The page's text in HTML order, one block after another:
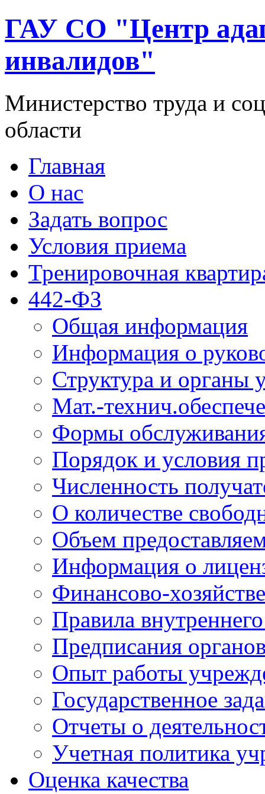
ГАУ СО "Центр
инвалидов"
Министерство труда и
области
Главная
О нас
Задать вопрос
Условия приема
Тренировочная
442-ФЗ
Общая информация
Информация о
Структура и органы
Мат.-
Формы
Порядок и условия
Численность
О количестве
Объем
Информация о
Финансово-
Правила
Предписания
Опыт работы
Государственное
Отчеты о
Учетная политика
Оценка качества